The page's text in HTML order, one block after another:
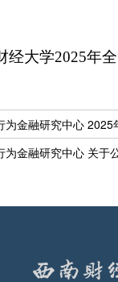
经大学2025年
为金融研究中心
为金融研究中心 关于